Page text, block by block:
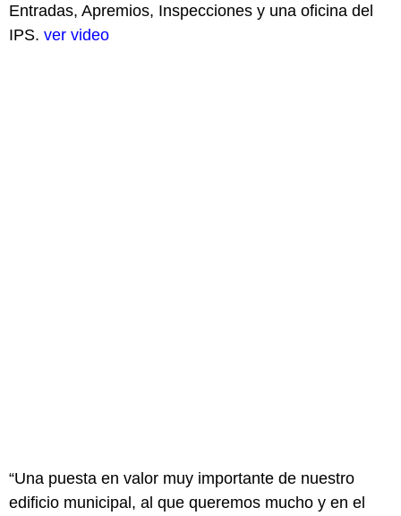
Entradas, Apremios, Inspecciones y una oficina del
IPS. ver video
“Una puesta en valor muy importante de nuestro
edificio municipal, al que queremos mucho y en el